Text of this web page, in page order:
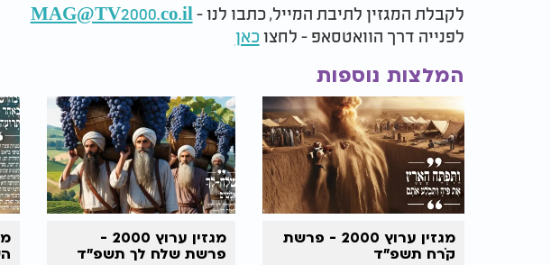
לקבלת המגזין לתיבת המייל, כתבו לנו - MAG@TV2000.co.il
לפנייה דרך הוואטסאפ - לחצוכאן
המלצות נוספות
מגזין ערוץ 2000 - פרשת
קֹרח תשפ"ד
מגזין ערוץ 2000 -
פרשת שלח לך תשפ"ד